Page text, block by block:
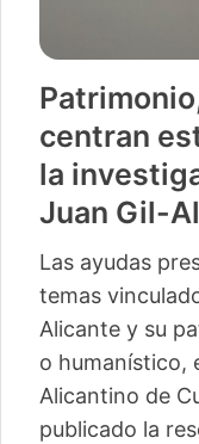
Vuelve
La segunda
Alicantino de
comienza este
con un taller
La segunda
del Instituto
Albert llegará